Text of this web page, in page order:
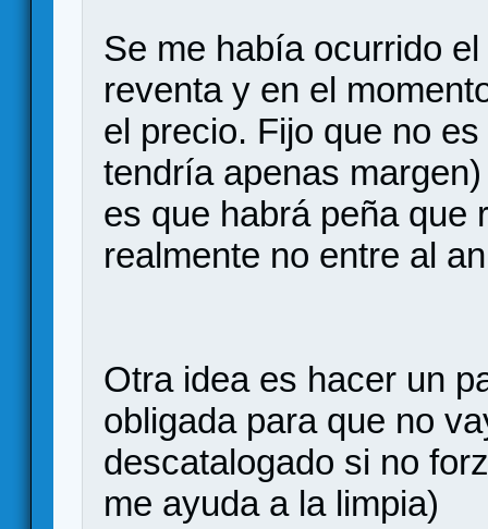
Se me había ocurrido
reventa y en el
el precio. Fijo que no
tendría apenas
es que habrá peña que
realmente no entre al
Otra idea es hacer un
obligada para que no
descatalogado si no
me ayuda a la limpia)